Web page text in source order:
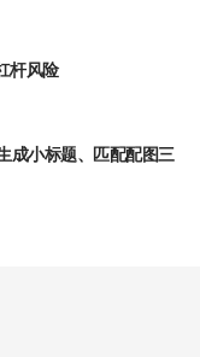
杆风险
成小标题、匹配配图三